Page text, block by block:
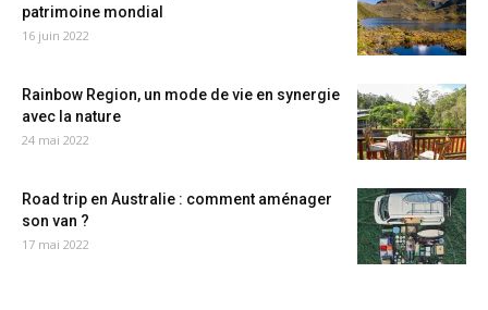
patrimoine mondial
16 juin 2022
Rainbow Region, un mode de vie en synergie
avec la nature
24 mai 2022
Road trip en Australie : comment aménager
son van ?
17 mai 2022